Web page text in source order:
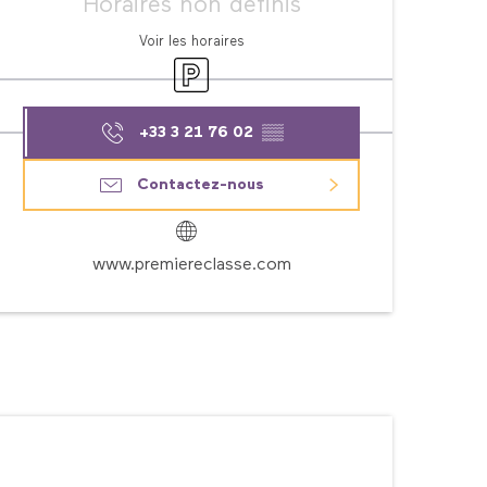
Horaires non définis
Voir les horaires
Parking
+33 3 21 76 02 ▒▒
Contactez-nous
www.premiereclasse.com